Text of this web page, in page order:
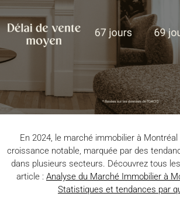
En 2024, le marché immobilier à
croissance notable, marquée par des
dans plusieurs secteurs. Découvrez tous
article : Analyse du Marché Immobilier à
Statistiques et tendances par